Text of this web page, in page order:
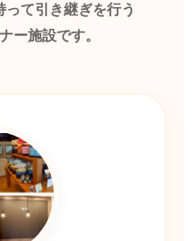
て引き継ぎを行う
ー施設です。